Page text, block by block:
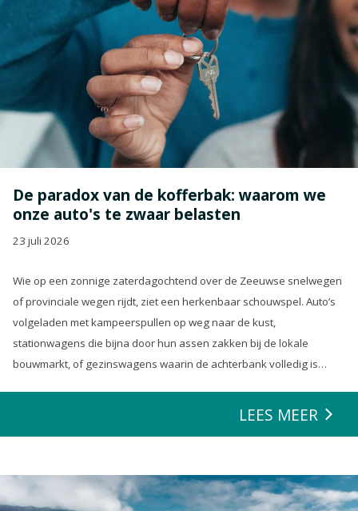
De paradox van de kofferbak: waarom we
onze auto's te zwaar belasten
23 juli 2026
Wie op een zonnige zaterdagochtend over de Zeeuwse snelwegen
of provinciale wegen rijdt, ziet een herkenbaar schouwspel. Auto’s
volgeladen met kampeerspullen op weg naar de kust,
stationwagens die bijna door hun assen zakken bij de lokale
bouwmarkt, of gezinswagens waarin de achterbank volledig is
zeulen. We houden van onze auto’s en we verwachten dat ze alles
LEES MEER